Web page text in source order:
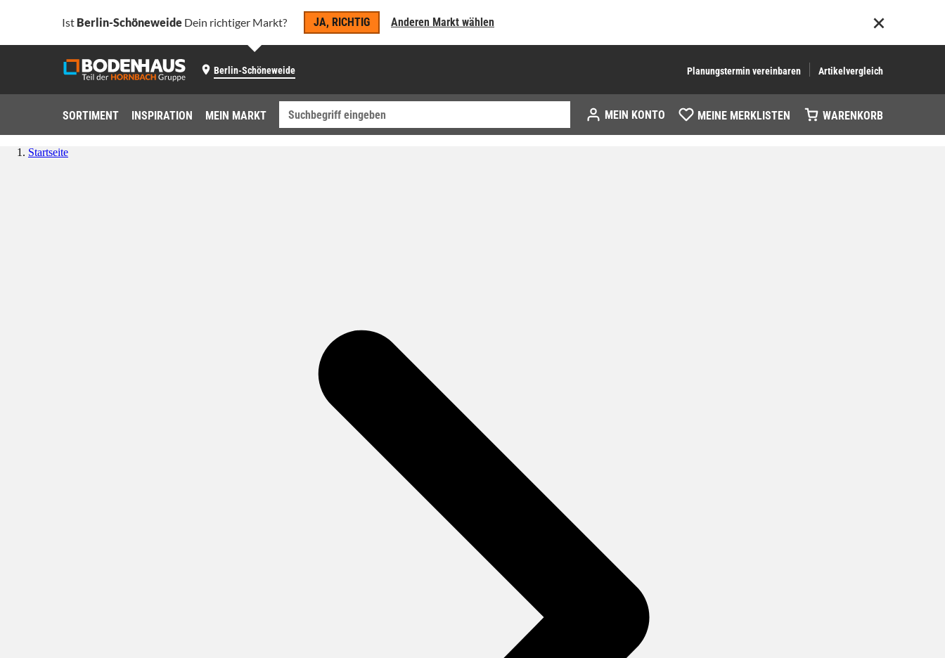
Ist Berlin-Schöneweide Dein richtiger Markt? JA, RICHTIG Anderen Markt wählen
Berlin-Schöneweide Planungstermin vereinbaren Artikelvergleich
SORTIMENT INSPIRATION MEIN MARKT MEIN KONTO MEINE MERKLISTEN WARENKORB
Startseite